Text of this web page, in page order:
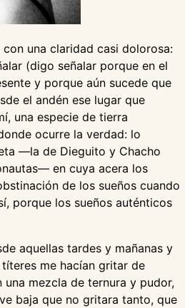
con una claridad casi dolorosa:
(digo señalar porque en el
y porque aún sucede que
el andén ese lugar que
una especie de tierra
ocurre la verdad: lo
—la de Dieguito y Chacho
en cuya acera los
de los sueños cuando
porque los sueños auténticos
aquellas tardes y mañanas y
me hacían gritar de
mezcla de ternura y pudor,
baja que no gritara tanto, que